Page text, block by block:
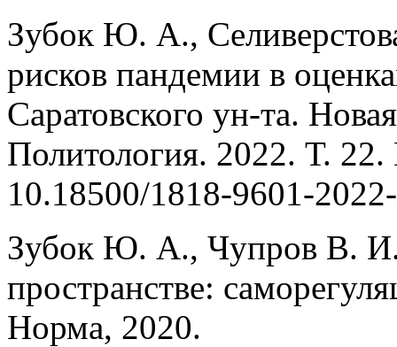
Зубок Ю. А.,
рисков пандемии в
Саратовского ун-та.
Политология. 2022. Т.
10.18500/1818-9601-
Зубок Ю. А., Чупров В.
пространстве:
Норма, 2020.